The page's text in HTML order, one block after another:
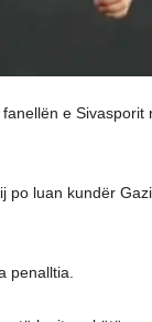
e Sivasporit
po luan kundër
penalltia.